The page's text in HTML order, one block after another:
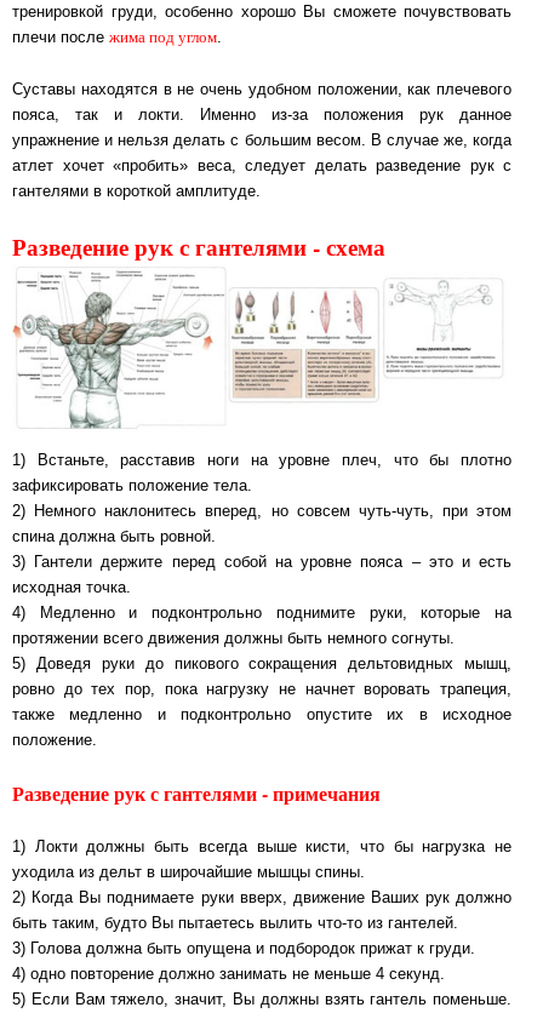
тренировкой груди, особенно хорошо Вы сможете почувствовать
плечи после жима под углом
Суставы находятся в не очень удобном положении, как плечевого
пояса, так и локти. Именно из-за положения рук данное
упражнение и нельзя делать с большим весом. В случае же, когда
атлет хочет «пробить» веса, следует делать разведение рук с
гантелями в короткой амплитуде.
Разведение рук с гантелями - схема
1) Встаньте, расставив ноги на уровне плеч, что бы плотно
зафиксировать положение тела.
2) Немного наклонитесь вперед, но совсем чуть-чуть, при этом
спина должна быть ровной.
3) Гантели держите перед собой на уровне пояса – это и есть
исходная точка.
4) Медленно и подконтрольно поднимите руки, которые на
протяжении всего движения должны быть немного согнуты.
5) Доведя руки до пикового сокращения дельтовидных мышц,
ровно до тех пор, пока нагрузку не начнет воровать трапеция,
также медленно и подконтрольно опустите их в исходное
положение.
Разведение рук с гантелями - примечания
1) Локти должны быть всегда выше кисти, что бы нагрузка не
уходила из дельт в широчайшие мышцы спины.
2) Когда Вы поднимаете руки вверх, движение Ваших рук должно
быть таким, будто Вы пытаетесь вылить что-то из гантелей.
3) Голова должна быть опущена и подбородок прижат к груди.
4) одно повторение должно занимать не меньше 4 секунд.
5) Если Вам тяжело, значит, Вы должны взять гантель поменьше.